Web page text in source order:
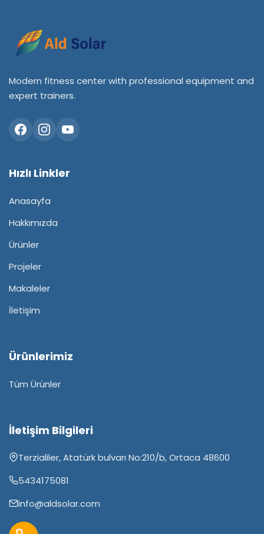
Modern fitness center with professional equipment and
expert trainers.
Hızlı Linkler
Anasayfa
Hakkımızda
Ürünler
Projeler
Makaleler
İletişim
Ürünlerimiz
Tüm Ürünler
İletişim Bilgileri
Terzialiler, Atatürk bulvarı No:210/b, Ortaca 48600
5434175081
info@aldsolar.com